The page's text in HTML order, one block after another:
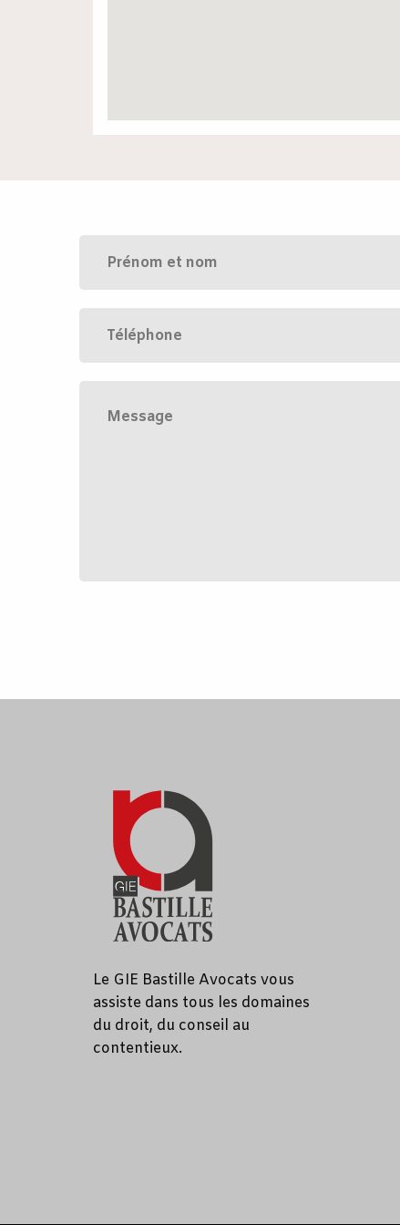
Le GIE Bastille Avocats vous
assiste dans tous les domaines
du droit, du conseil au
contentieux.